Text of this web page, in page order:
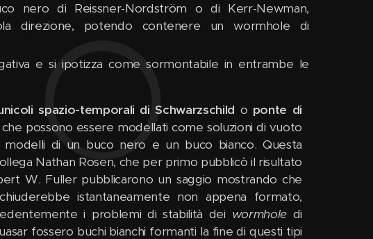
nero di Reissner-Nordström o di Kerr-Newman,
direzione, potendo contenere un wormhole di
e si ipotizza come sormontabile in entrambe le
spazio-temporali di Schwarzschild o ponte di
possono essere modellati come soluzioni di vuoto
modelli di un buco nero e un buco bianco. Questa
Nathan Rosen, che per primo pubblicò il risultato
W. Fuller pubblicarono un saggio mostrando che
istantaneamente non appena formato,
i problemi di stabilità dei wormholedi
fossero buchi bianchi formanti la fine di questi tipi